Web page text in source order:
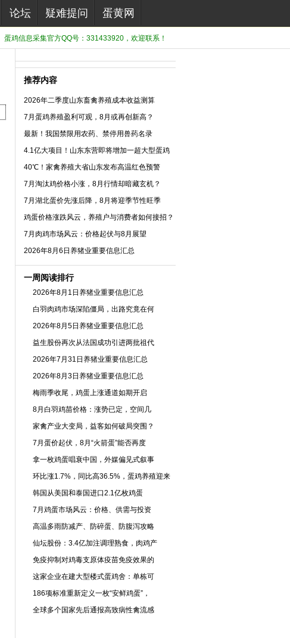
论坛 疑难提问 蛋黄网
蛋鸡信息采集官方QQ号：331433920，欢迎联系！
推荐内容
2026年二季度山东畜禽养殖成本收益测算
7月蛋鸡养殖盈利可观，8月或再创新高？
最新！我国禁限用农药、禁停用兽药名录
（2026）
4.1亿大项目！山东东营即将增加一超大型蛋鸡
生态养殖综合示范项目
40℃！家禽养殖大省山东发布高温红色预警
7月淘汰鸡价格小涨，8月行情却暗藏玄机？
7月湖北蛋价先涨后降，8月将迎季节性旺季
鸡蛋价格涨跌风云，养殖户与消费者如何接招？
7月肉鸡市场风云：价格起伏与8月展望
2026年8月6日养猪业重要信息汇总
一周阅读排行
2026年8月1日养猪业重要信息汇总
白羽肉鸡市场深陷僵局，出路究竟在何
2026年8月5日养猪业重要信息汇总
益生股份再次从法国成功引进两批祖代
2026年7月31日养猪业重要信息汇总
2026年8月3日养猪业重要信息汇总
梅雨季收尾，鸡蛋上涨通道如期开启
8月白羽鸡苗价格：涨势已定，空间几
家禽产业大变局，益客如何破局突围？
7月蛋价起伏，8月“火箭蛋”能否再度
拿一枚鸡蛋唱衰中国，外媒偏见式叙事
环比涨1.7%，同比高36.5%，蛋鸡养殖迎来
韩国从美国和泰国进口2.1亿枚鸡蛋
7月鸡蛋市场风云：价格、供需与投资
高温多雨防减产、防碎蛋、防腹泻攻略
仙坛股份：3.4亿加注调理熟食，肉鸡产
免疫抑制对鸡毒支原体疫苗免疫效果的
这家企业在建大型楼式蛋鸡舍：单栋可
186项标准重新定义一枚“安鲜鸡蛋”，
全球多个国家先后通报高致病性禽流感